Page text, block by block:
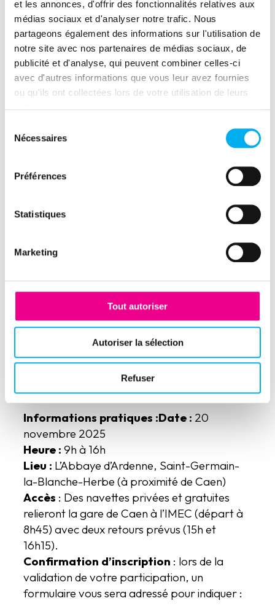
et les annonces, d'offrir des fonctionnalités relatives aux
médias sociaux et d'analyser notre trafic. Nous
partageons également des informations sur l'utilisation de
notre site avec nos partenaires de médias sociaux, de
publicité et d'analyse, qui peuvent combiner celles-ci
avec d'autres informations que vous leur avez fournies
ou qu'ils ont collectées lors de votre utilisation de leurs
Nécessaires
Préférences
Statistiques
Marketing
Tout autoriser
Autoriser la sélection
Refuser
RONDE N°3 - Témoignages croisés
Élodie MOURIER- Responsable des
ventes Maîtres Laitiers Distribution
Éric JUTTIN- Directeur Marchés Publics
Groupe Pomona
Hervé MORIN
- Président de la Région
Jean-Luc BARAS- Président du CNA &
CPO Groupe Eiffage
14h40 - 16h00 : Visite des Jardins, du
Musée des Écritures et de la
Bibliothèque IMEC (sur inscription par
mail)
Informations pratiques :Date : 20
novembre 2025
Heure : 9h à 16h
Lieu : L’Abbaye d’Ardenne, Saint-Germain-
la-Blanche-Herbe (à proximité de Caen)
Accès : Des navettes privées et gratuites
relieront la gare de Caen à l’IMEC (départ à
8h45) avec deux retours prévus (15h et
16h15).
Confirmation d’inscription : lors de la
validation de votre participation, un
formulaire vous sera adressé pour indiquer :